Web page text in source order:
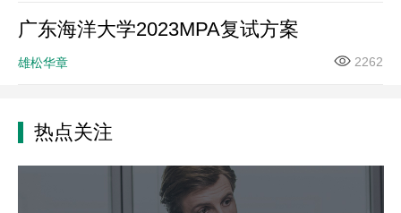
广东海洋大学2023MPA复试方案
雄松华章 2262
热点关注